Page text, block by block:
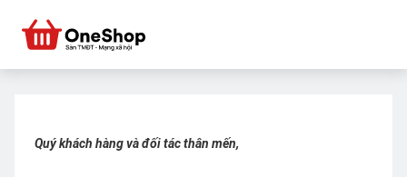
Quý khách hàng và đối tác thân mến,